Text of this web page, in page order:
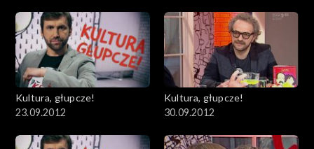
Kultura, głupcze!
23.09.2012
Kultura, głupcze!
30.09.2012